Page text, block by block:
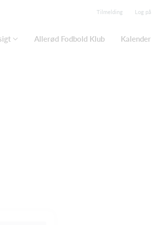
Tilmelding Log på
Allerød Fodbold Klub Kalender